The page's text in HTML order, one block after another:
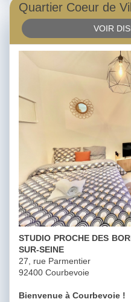
Quartier Coeur de
VOIR
STUDIO PROCHE DES
SUR-SEINE
27, rue Parmentier
92400 Courbevoie
Bienvenue à Courbevoie !